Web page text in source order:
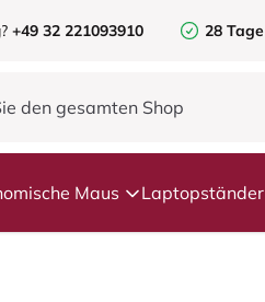
+49 32 221093910 28 Tage
Maus Laptopständer